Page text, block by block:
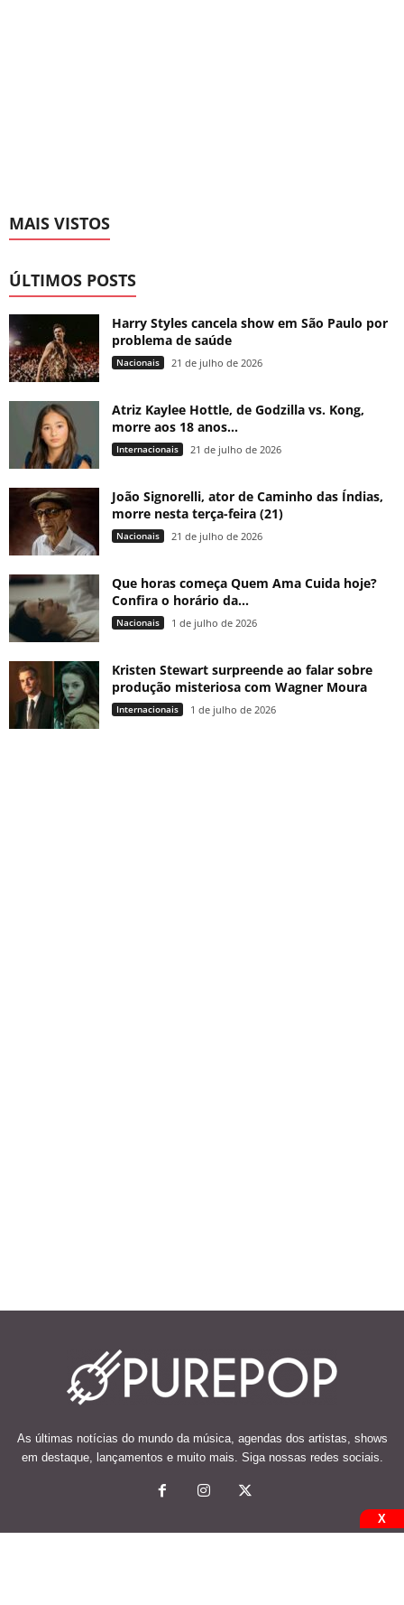
MAIS VISTOS
ÚLTIMOS POSTS
Harry Styles cancela show em São Paulo por
problema de saúde
Nacionais 21 de julho de 2026
Atriz Kaylee Hottle, de Godzilla vs. Kong,
morre aos 18 anos...
Internacionais 21 de julho de 2026
João Signorelli, ator de Caminho das Índias,
morre nesta terça-feira (21)
Nacionais 21 de julho de 2026
Que horas começa Quem Ama Cuida hoje?
Confira o horário da...
Nacionais 1 de julho de 2026
Kristen Stewart surpreende ao falar sobre
produção misteriosa com Wagner Moura
Internacionais 1 de julho de 2026
As últimas notícias do mundo da música, agendas dos artistas, shows
em destaque, lançamentos e muito mais. Siga nossas redes sociais.
X